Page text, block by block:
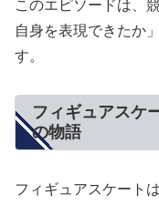
このエピソードは、
自身を表現できたか
す。
フィギュアスケ
の物語
フィギュアスケート